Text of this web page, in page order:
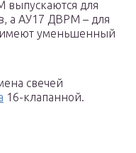
для
а АУ17 ДВРМ – для
имеют уменьшенный
свечей
16-клапанной.